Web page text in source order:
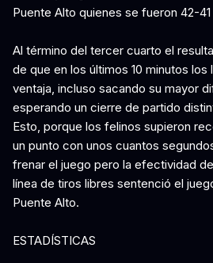
Puente Alto quienes se fueron 42-
Al término del tercer cuarto el
de que en los últimos 10 minutos los
ventaja, incluso sacando su mayor
esperando un cierre de partido
Esto, porque los felinos supieron
un punto con unos cuantos
frenar el juego pero la efectividad
línea de tiros libres sentenció el
Puente Alto.
ESTADÍSTICAS